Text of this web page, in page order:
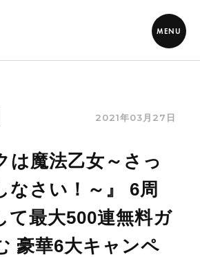
MENU
2021年03月27日
は魔法乙女～さっ
なさい！～』 6周
て最大500連無料ガ
豪華6大キャンペ